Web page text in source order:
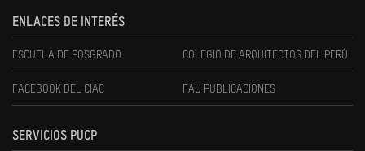
ENLACES DE INTERÉS
ESCUELA DE POSGRADO COLEGIO DE ARQUITECTOS DEL PERÚ
FACEBOOK DEL CIAC FAU PUBLICACIONES
SERVICIOS PUCP